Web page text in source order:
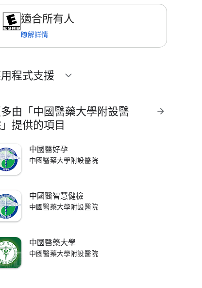
等多項功能。
適合所有人
瞭解詳情
程式支援 expand_more
由「中國醫藥大學附設醫
提供的項目
arrow_forward
中國醫好孕
中國醫藥大學附設醫院
中國醫智慧健檢
中國醫藥大學附設醫院
中國醫藥大學
中國醫藥大學附設醫院